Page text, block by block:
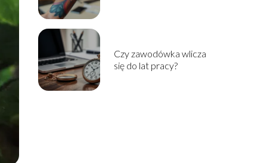
Czy zawodówka wlicza
się do lat pracy?